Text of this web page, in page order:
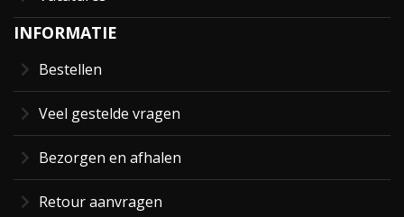
INFORMATIE
Bestellen
Veel gestelde vragen
Bezorgen en afhalen
Retour aanvragen